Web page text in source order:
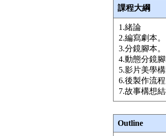
課程大綱
1.緒論
2.編寫劇本。
3.分鏡腳本。
4.動態分鏡腳
5.影片美學構
6.後製作流程
7.故事構想
Outline